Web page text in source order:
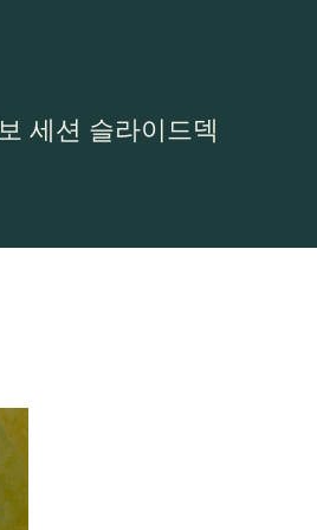
세션 슬라이드덱